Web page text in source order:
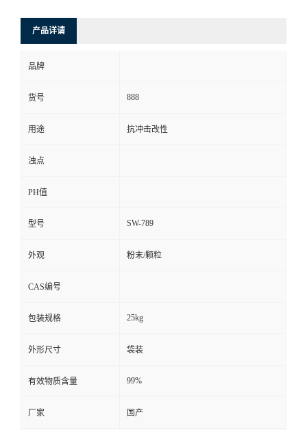
产品详请
品牌
货号 888
用途 抗冲击改性
浊点
PH值
型号 SW-789
外观 粉末/颗粒
CAS编号
包装规格 25kg
外形尺寸 袋装
有效物质含量 99%
厂家 国产